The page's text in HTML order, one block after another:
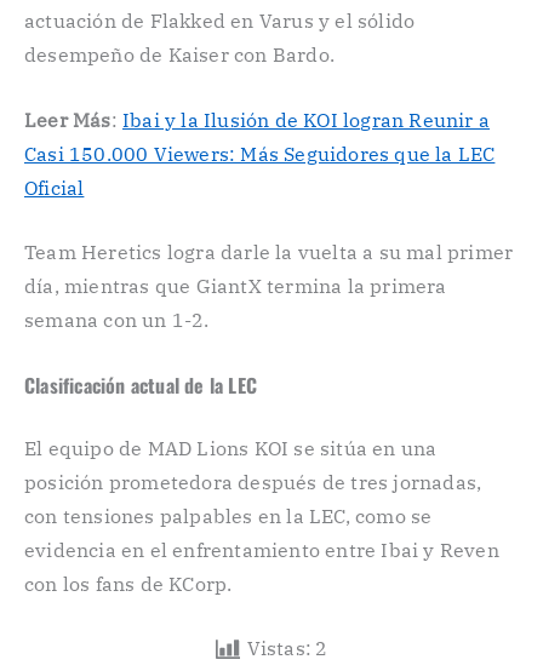
actuación de Flakked en Varus y el sólido
desempeño de Kaiser con Bardo.
Leer Más:Ibai y la Ilusión de KOI logran Reunir a
Casi 150.000 Viewers: Más Seguidores que la LEC
Oficial
Team Heretics logra darle la vuelta a su mal primer
día, mientras que GiantX termina la primera
semana con un 1-2.
Clasificación actual de la LEC
El equipo de MAD Lions KOI se sitúa en una
posición prometedora después de tres jornadas,
con tensiones palpables en la LEC, como se
evidencia en el enfrentamiento entre Ibai y Reven
con los fans de KCorp.
Vistas: 2